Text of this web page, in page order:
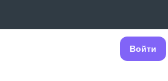
Войти